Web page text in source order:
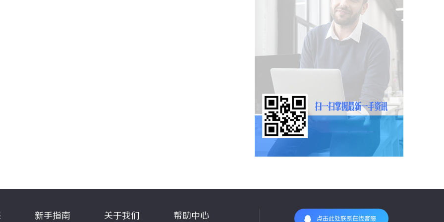
新手指南 关于我们 帮助中心 点击此处联系在线客服